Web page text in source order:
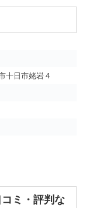
十日市姥岩４
ミ・評判な